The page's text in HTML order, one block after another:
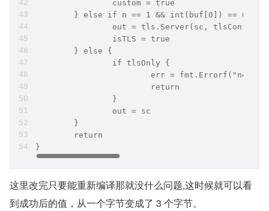
                custom = true
} else if n == 1 && int(buf[0]) == 0x16
                out = tls.Server(sc, tlsConfig)
                isTLS = true
        } else {
                if tlsOnly {
err = fmt.Errorf("non-
                        return
                }
                out = sc
        }
        return
}
这里改完只要能重新编译那就没什么问题,这时候就可以看
到成功后的值，从一个字节变成了 3 个字节。